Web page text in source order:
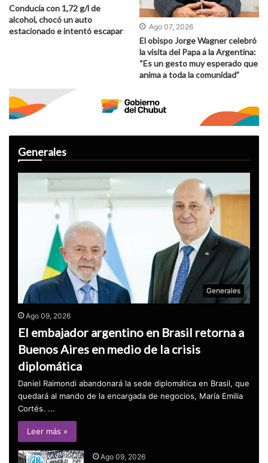
Conducía con 1,72 g/l de
alcohol, chocó un auto
estacionado e intentó escapar
Ago 07, 2026
El obispo Jorge Wagner celebró
la visita del Papa a la Argentina:
“Es un gesto muy esperado que
anima a toda la comunidad”
Generales
Generales
Ago 09, 2026
El embajador argentino en Brasil retorna a
Buenos Aires en medio de la crisis
diplomática
Daniel Raimondi abandonará la sede diplomática en Brasil, que
quedará al mando de la encargada de negocios, María Emilia
Cortés. ...
Leer más »
Ago 09, 2026